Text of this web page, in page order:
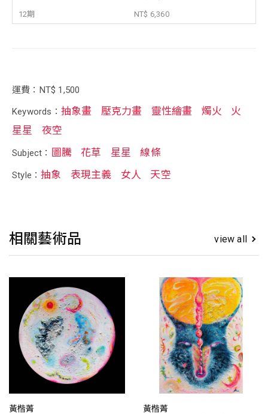
12期
NT$ 6,360
運費：NT$ 1,500
Keywords： 抽象畫 壓克力畫 靈性繪畫 燭火
火
星星
夜空
Subject： 圖騰 花草 星星 線條
Style：抽象 表現主義 女人 天空
相關藝術品 view all
黃楷菁 黃楷菁